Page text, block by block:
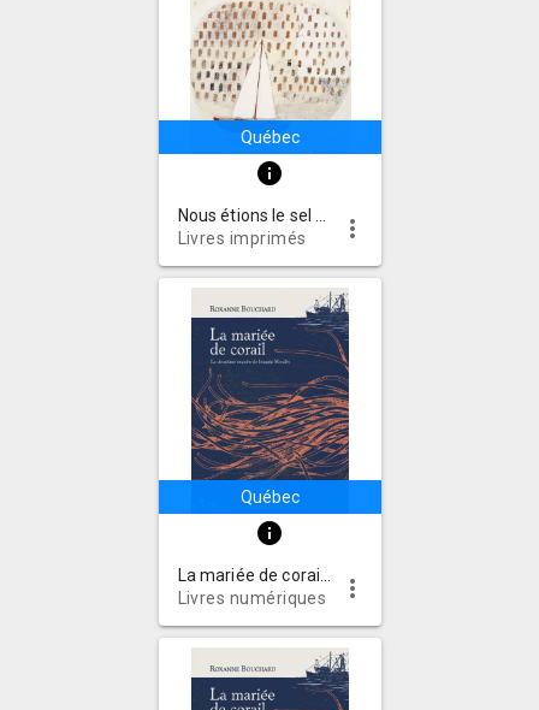
Québec
info
Livres imprimés
more_vert
Québec
info
Livres numériques
more_vert